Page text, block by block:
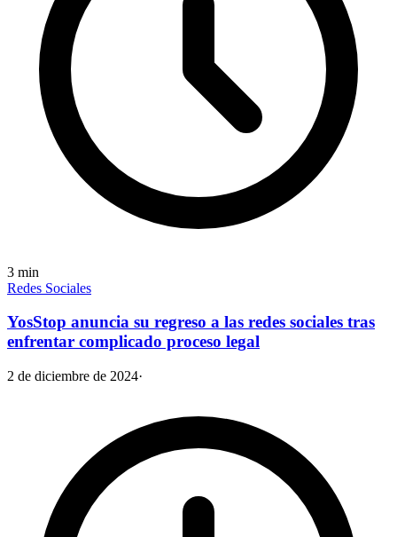
3 min
Redes Sociales
YosStop anuncia su regreso a las redes sociales tras
enfrentar complicado proceso legal
2 de diciembre de 2024·